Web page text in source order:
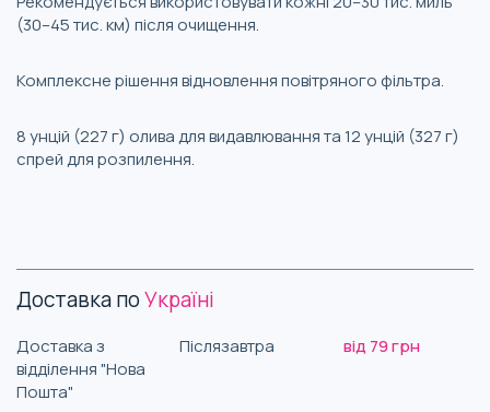
(30–45 тис. км) після очищення.
Комплексне рішення відновлення повітряного фільтра.
8 унцій (227 г) олива для видавлювання та 12 унцій (327 г)
спрей для розпилення.
Доставка поУкраїні
Доставка з
відділення "Нова
Пошта"
Післязавтра від 79 грн